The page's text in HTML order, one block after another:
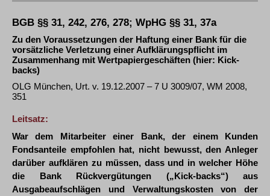
BGB §§ 31, 242, 276, 278; WpHG §§ 31, 37a
Zu den Voraussetzungen der Haftung einer Bank für die
vorsätzliche Verletzung einer Aufklärungspflicht im
Zusammenhang mit Wertpapiergeschäften (hier: Kick-
backs)
OLG München, Urt. v. 19.12.2007 – 7 U 3009/07, WM 2008,
351
Leitsatz:
War dem Mitarbeiter einer Bank, der einem Kunden
Fondsanteile empfohlen hat, nicht bewusst, den Anleger
darüber aufklären zu müssen, dass und in welcher Höhe
die Bank Rückvergütungen („Kick-backs“) aus
Ausgabeaufschlägen und Verwaltungskosten von der